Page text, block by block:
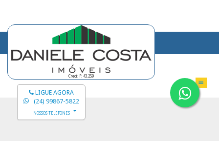
Creci: F: 43.259
LIGUE AGORA
(24) 99867-5822
NOSSOS TELEFONES